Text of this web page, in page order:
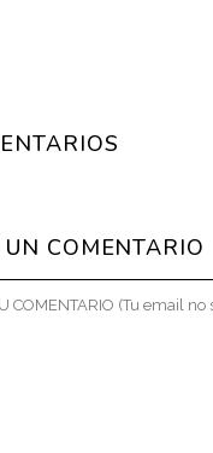
UN COMENTARIO